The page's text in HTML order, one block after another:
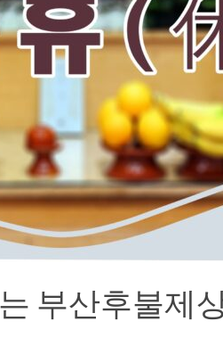
부산후불제